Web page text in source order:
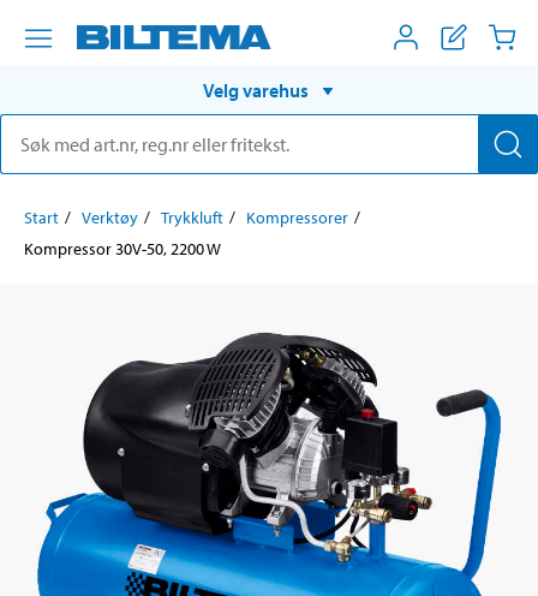
Velg varehus
Start Verktøy Trykkluft
Kompressorer
Kompressor 30V-50, 2200 W